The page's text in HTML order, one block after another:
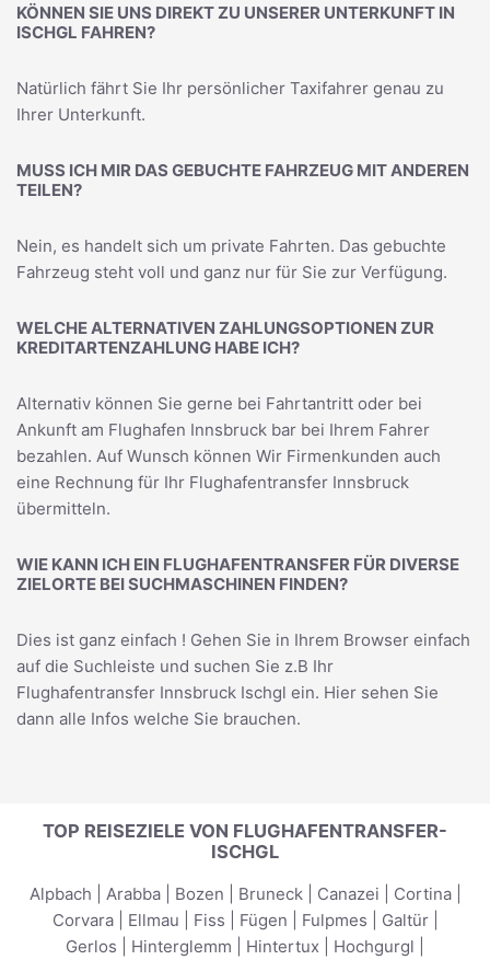
KÖNNEN SIE UNS DIREKT ZU UNSERER UNTERKUNFT IN
ISCHGL FAHREN?
Natürlich fährt Sie Ihr persönlicher Taxifahrer genau zu
Ihrer Unterkunft.
MUSS ICH MIR DAS GEBUCHTE FAHRZEUG MIT ANDEREN
TEILEN?
Nein, es handelt sich um private Fahrten. Das gebuchte
Fahrzeug steht voll und ganz nur für Sie zur Verfügung.
WELCHE ALTERNATIVEN ZAHLUNGSOPTIONEN ZUR
KREDITARTENZAHLUNG HABE ICH?
Alternativ können Sie gerne bei Fahrtantritt oder bei
Ankunft am Flughafen Innsbruck bar bei Ihrem Fahrer
bezahlen. Auf Wunsch können Wir Firmenkunden auch
eine Rechnung für Ihr Flughafentransfer Innsbruck
übermitteln.
WIE KANN ICH EIN FLUGHAFENTRANSFER FÜR DIVERSE
ZIELORTE BEI SUCHMASCHINEN FINDEN?
Dies ist ganz einfach ! Gehen Sie in Ihrem Browser einfach
auf die Suchleiste und suchen Sie z.B Ihr
Flughafentransfer Innsbruck Ischgl ein. Hier sehen Sie
dann alle Infos welche Sie brauchen.
TOP REISEZIELE VON FLUGHAFENTRANSFER-
ISCHGL
Alpbach Arabba| Bozen Bruneck Canazei Cortina|
Corvara| Ellmau Fiss Fügen Fulpmes Galtür|
Gerlos
Hinterglemm Hintertux Hochgurgl